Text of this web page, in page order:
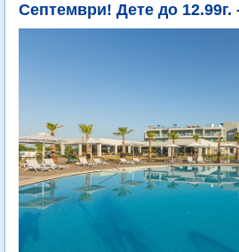
Септември! Дете до 12.99г.